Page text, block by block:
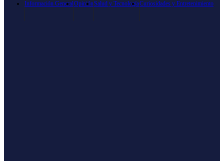
Información GeneralOpiniónSalud y TecnologíaCuriosidades y Entretenimiento